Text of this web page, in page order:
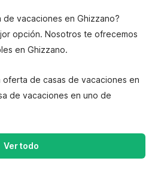
de vacaciones en Ghizzano?
opción. Nosotros te ofrecemos
en Ghizzano.
oferta de casas de vacaciones en
de vacaciones en uno de
Ver todo